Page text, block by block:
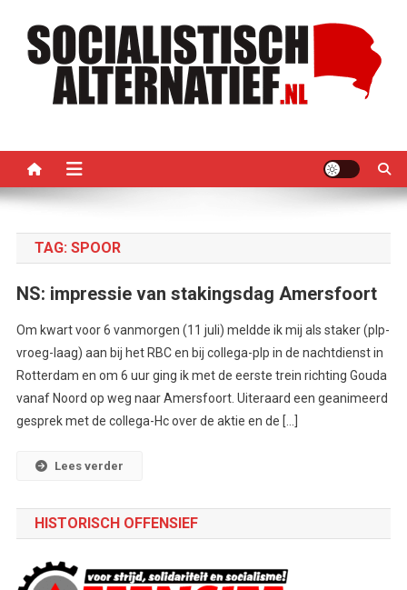
TAG: SPOOR
NS: impressie van stakingsdag Amersfoort
Om kwart voor 6 vanmorgen (11 juli) meldde ik mij als staker (plp-
vroeg-laag) aan bij het RBC en bij collega-plp in de nachtdienst in
Rotterdam en om 6 uur ging ik met de eerste trein richting Gouda
vanaf Noord op weg naar Amersfoort. Uiteraard een geanimeerd
gesprek met de collega-Hc over de aktie en de […]
Lees verder
HISTORISCH OFFENSIEF